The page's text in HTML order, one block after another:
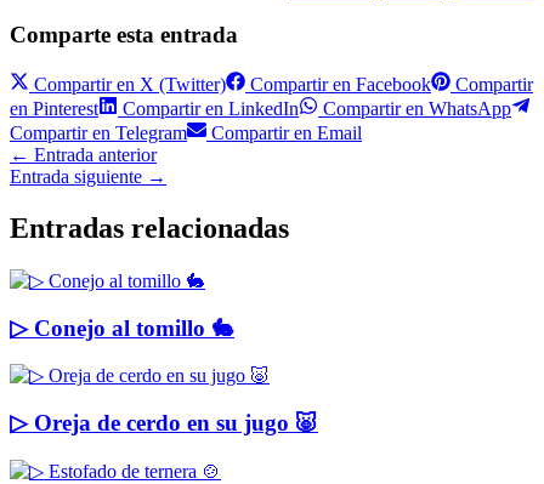
Comparte esta entrada
Compartir en X (Twitter) Compartir en Facebook
Compartir
en Pinterest Compartir en LinkedIn Compartir en WhatsApp
Compartir en Telegram Compartir en Email
← Entrada anterior
Entrada siguiente →
Entradas relacionadas
▷ Conejo al tomillo 🐇
▷ Oreja de cerdo en su jugo 🐷